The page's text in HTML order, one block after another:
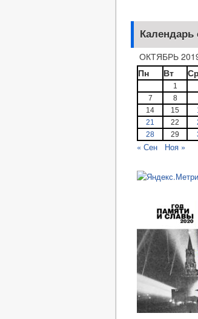
ОКТЯБРЬ
Пн
Вт Ср
1
7
8
14
15
21
22
28
29
« Сен Ноя »